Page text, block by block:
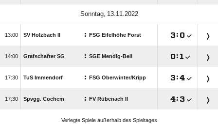
 
 SV Holzbach II : FSG Eifelhöhe Forst : 
 Grafschafter SG : SGE Mendig-Bell :
 TuS Immendorf : FSG Oberwinter/​Kripp :
 Spvgg. Cochem : FV Rübenach II : 
Verlegte Spiele außerhalb des Spieltages